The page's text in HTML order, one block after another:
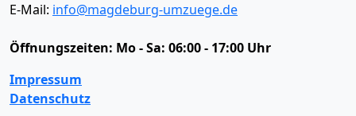
E-Mail: info@magdeburg-umzuege.de
Öffnungszeiten: Mo - Sa: 06:00 - 17:00 Uhr
Impressum
Datenschutz